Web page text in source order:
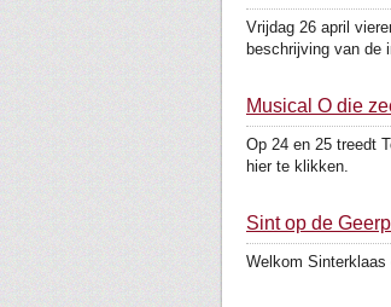
Vrijdag 26 april
beschrijving van de
Musical O die
Op 24 en 25 treedt
hier te klikken.
Sint op de
Welkom Sinterklaas